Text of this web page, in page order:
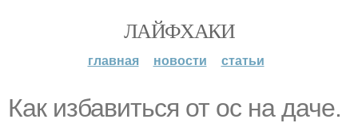
ЛАЙФХАКИ
главная новости статьи
Как избавиться от ос на даче.